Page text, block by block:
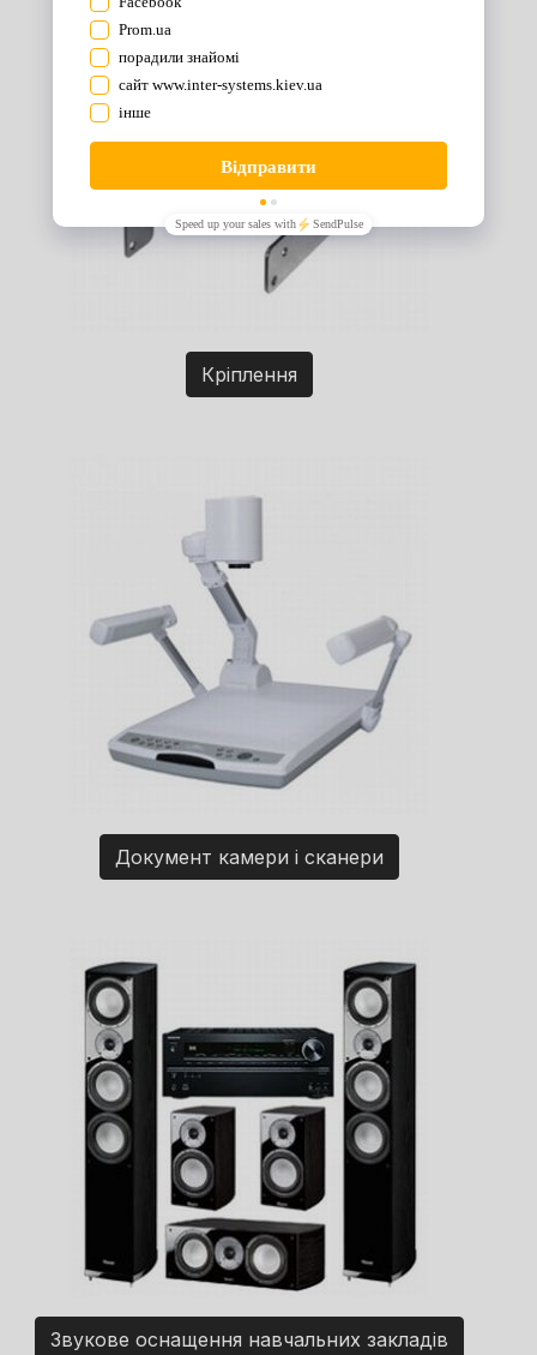
Кріплення
Документ камери і сканери
Звукове оснащення навчальних закладів